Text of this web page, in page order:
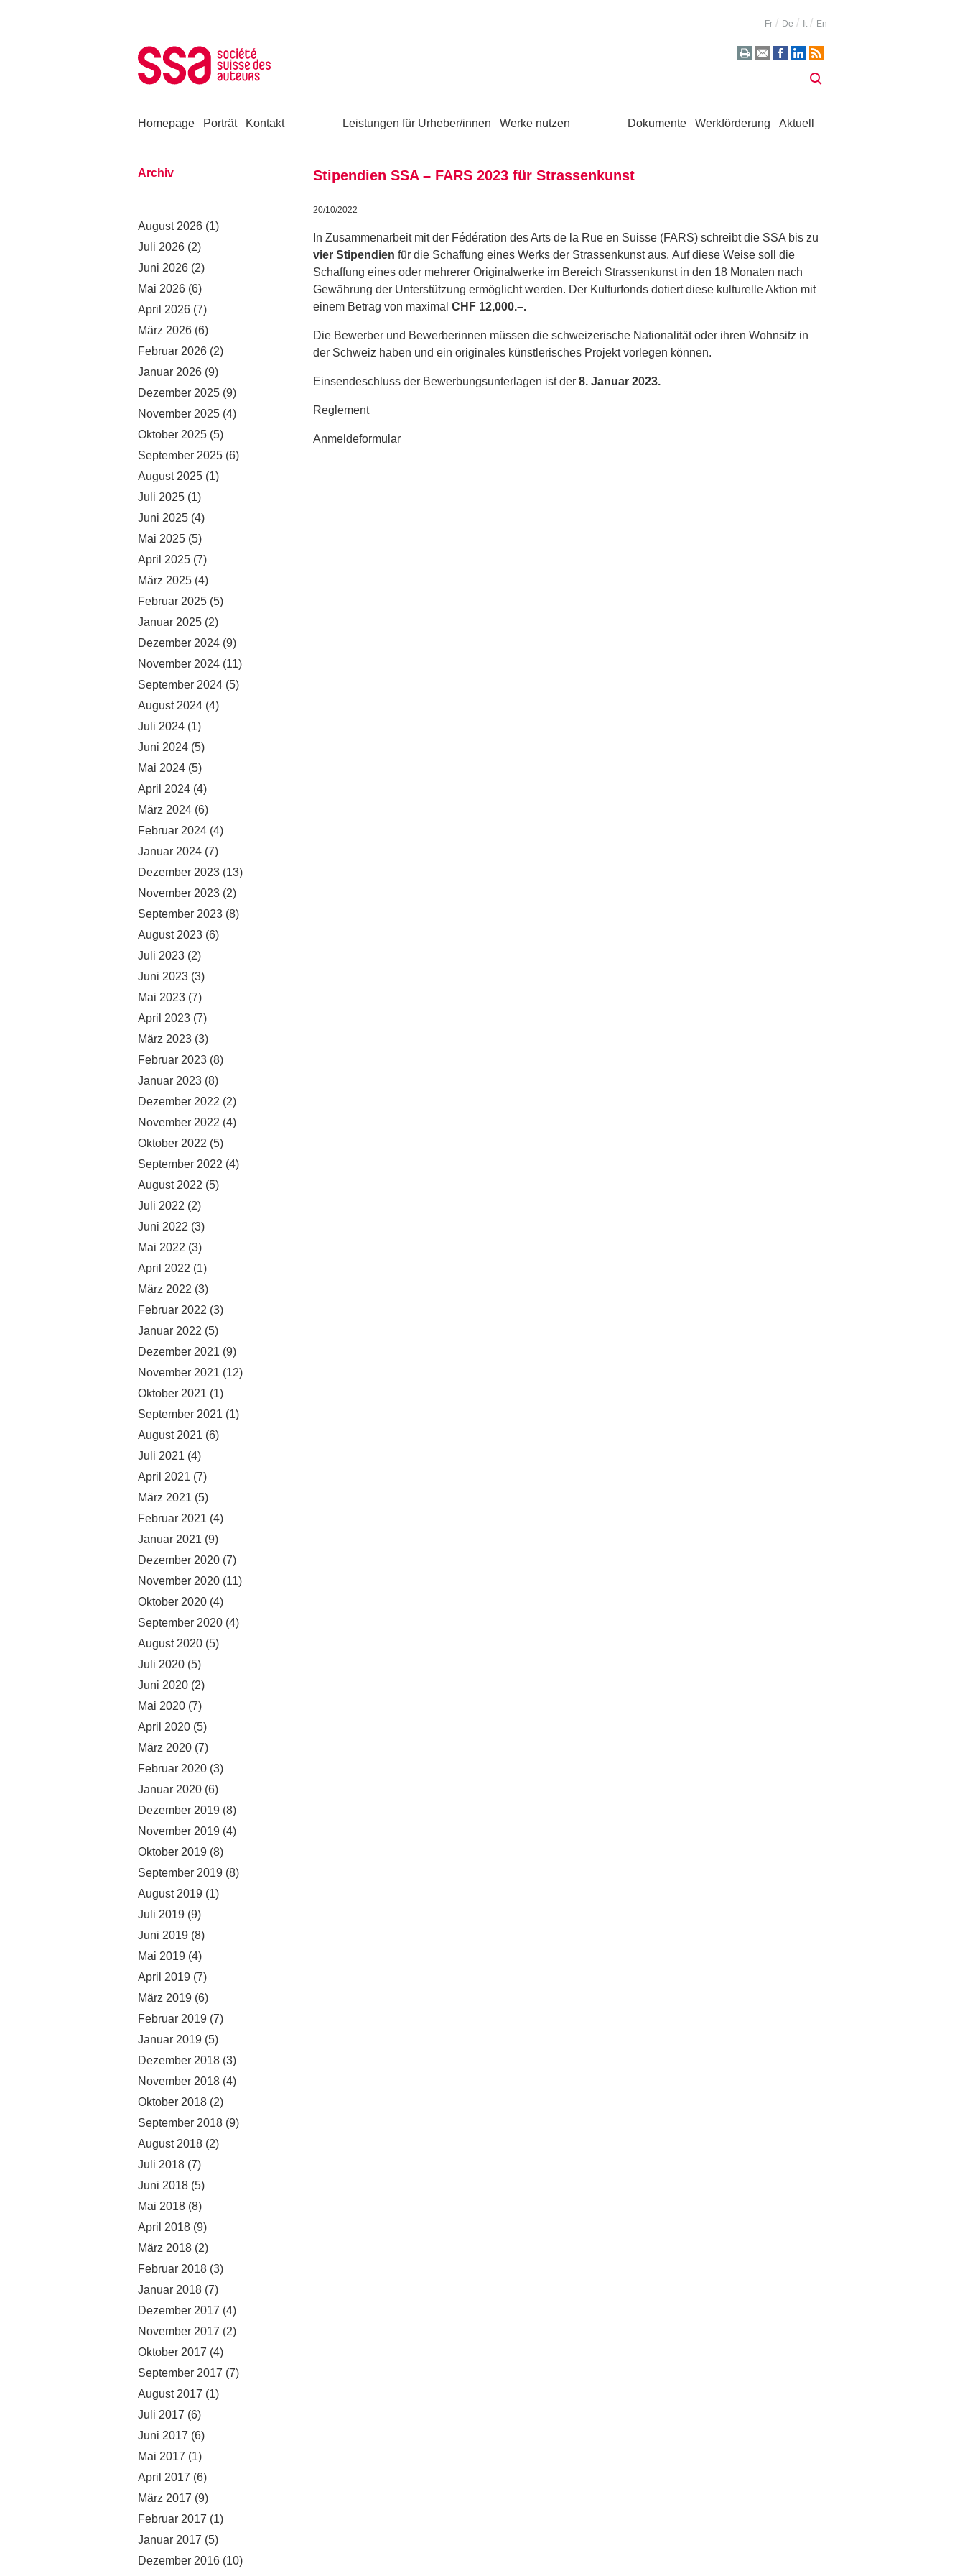
Fr De It En
Homepage Porträt Kontakt Leistungen für Urheber/innen Werke nutzen Dokumente Werkförderung Aktuell
Archiv
August 2026 (1)
Juli 2026 (2)
Juni 2026 (2)
Mai 2026 (6)
April 2026 (7)
März 2026 (6)
Februar 2026 (2)
Januar 2026 (9)
Dezember 2025 (9)
November 2025 (4)
Oktober 2025 (5)
September 2025 (6)
August 2025 (1)
Juli 2025 (1)
Juni 2025 (4)
Mai 2025 (5)
April 2025 (7)
März 2025 (4)
Februar 2025 (5)
Januar 2025 (2)
Dezember 2024 (9)
November 2024 (11)
September 2024 (5)
August 2024 (4)
Juli 2024 (1)
Juni 2024 (5)
Mai 2024 (5)
April 2024 (4)
März 2024 (6)
Februar 2024 (4)
Januar 2024 (7)
Dezember 2023 (13)
November 2023 (2)
September 2023 (8)
August 2023 (6)
Juli 2023 (2)
Juni 2023 (3)
Mai 2023 (7)
April 2023 (7)
März 2023 (3)
Februar 2023 (8)
Januar 2023 (8)
Dezember 2022 (2)
November 2022 (4)
Oktober 2022 (5)
September 2022 (4)
August 2022 (5)
Juli 2022 (2)
Juni 2022 (3)
Mai 2022 (3)
April 2022 (1)
März 2022 (3)
Februar 2022 (3)
Januar 2022 (5)
Dezember 2021 (9)
November 2021 (12)
Oktober 2021 (1)
September 2021 (1)
August 2021 (6)
Juli 2021 (4)
April 2021 (7)
März 2021 (5)
Februar 2021 (4)
Januar 2021 (9)
Dezember 2020 (7)
November 2020 (11)
Oktober 2020 (4)
September 2020 (4)
August 2020 (5)
Juli 2020 (5)
Juni 2020 (2)
Mai 2020 (7)
April 2020 (5)
März 2020 (7)
Februar 2020 (3)
Januar 2020 (6)
Dezember 2019 (8)
November 2019 (4)
Oktober 2019 (8)
September 2019 (8)
August 2019 (1)
Juli 2019 (9)
Juni 2019 (8)
Mai 2019 (4)
April 2019 (7)
März 2019 (6)
Februar 2019 (7)
Januar 2019 (5)
Dezember 2018 (3)
November 2018 (4)
Oktober 2018 (2)
September 2018 (9)
August 2018 (2)
Juli 2018 (7)
Juni 2018 (5)
Mai 2018 (8)
April 2018 (9)
März 2018 (2)
Februar 2018 (3)
Januar 2018 (7)
Dezember 2017 (4)
November 2017 (2)
Oktober 2017 (4)
September 2017 (7)
August 2017 (1)
Juli 2017 (6)
Juni 2017 (6)
Mai 2017 (1)
April 2017 (6)
März 2017 (9)
Februar 2017 (1)
Januar 2017 (5)
Dezember 2016 (10)
Stipendien SSA – FARS 2023 für Strassenkunst
20/10/2022
In Zusammenarbeit mit der Fédération des Arts de la Rue en Suisse (FARS) schreibt die SSA bis zu
vier Stipendien für die Schaffung eines Werks der Strassenkunst aus. Auf diese Weise soll
die
Schaffung eines oder mehrerer Originalwerke im Bereich Strassenkunst in den 18 Monaten nach
Gewährung der Unterstützung ermöglicht werden. Der Kulturfonds dotiert diese kulturelle Aktion mit
einem Betrag von maximal CHF 12‚000.–.
Die Bewerber und Bewerberinnen müssen die schweizerische Nationalität oder ihren Wohnsitz in
der Schweiz haben und ein originales künstlerisches Projekt vorlegen können.
Einsendeschluss der Bewerbungsunterlagen ist der 8. Januar 2023.
Reglement
Anmeldeformular